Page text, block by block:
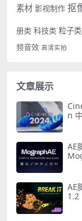
素材 影视制作 抠
册类 科技类 粒子类
频音效 高清实拍
文章展示
n
AE
AE
1.2